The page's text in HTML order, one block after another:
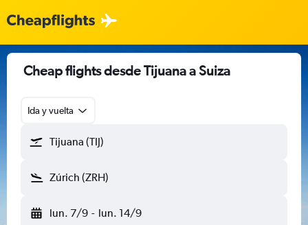
Cheap flights desde Tijuana a Suiza
Ida y vuelta
Tijuana (TIJ)
Zúrich (ZRH)
lun. 7/9 - lun. 14/9